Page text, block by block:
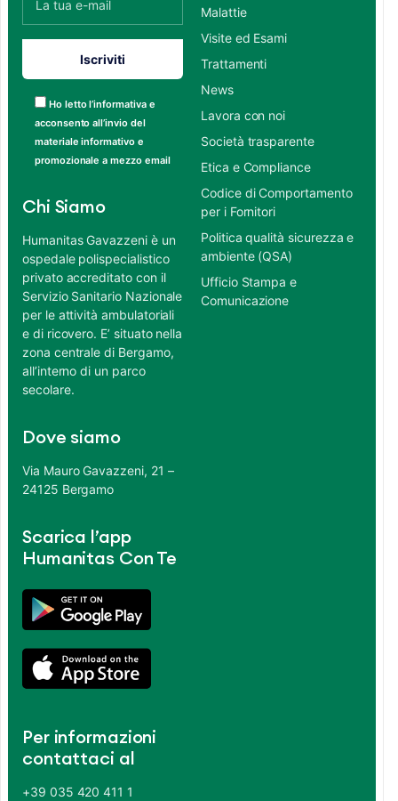
Ho letto l’informativa e
acconsento all’invio del
materiale informativo e
promozionale a mezzo email
Chi Siamo
Humanitas Gavazzeni è un
ospedale polispecialistico
privato accreditato con il
Servizio Sanitario Nazionale
per le attività ambulatoriali
e di ricovero. E’ situato nella
zona centrale di Bergamo,
all’interno di un parco
secolare.
Dove siamo
Via Mauro Gavazzeni, 21 –
24125 Bergamo
Scarica l’app
Humanitas Con Te
Per informazioni
contattaci al
+39 035 420 411 1
Malattie
Visite ed Esami
Trattamenti
News
Lavora con noi
Società trasparente
Etica e Compliance
Codice di Comportamento
per i Fornitori
Politica qualità sicurezza e
ambiente (QSA)
Ufficio Stampa e
Comunicazione